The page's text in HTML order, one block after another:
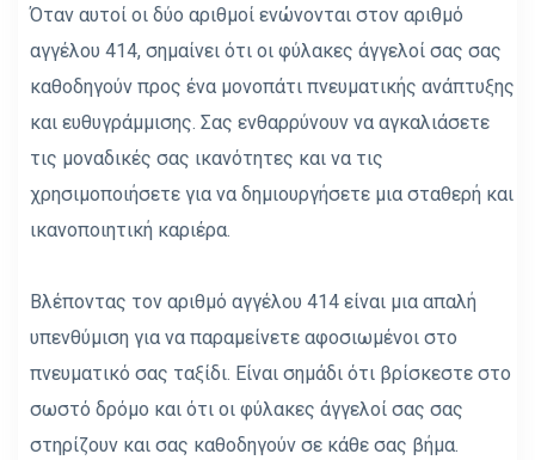
Όταν αυτοί οι δύο αριθμοί ενώνονται στον αριθμό
αγγέλου 414, σημαίνει ότι οι φύλακες άγγελοί σας σας
καθοδηγούν προς ένα μονοπάτι πνευματικής ανάπτυξης
και ευθυγράμμισης. Σας ενθαρρύνουν να αγκαλιάσετε
τις μοναδικές σας ικανότητες και να τις
χρησιμοποιήσετε για να δημιουργήσετε μια σταθερή και
ικανοποιητική καριέρα.
Βλέποντας τον αριθμό αγγέλου 414 είναι μια απαλή
υπενθύμιση για να παραμείνετε αφοσιωμένοι στο
πνευματικό σας ταξίδι. Είναι σημάδι ότι βρίσκεστε στο
σωστό δρόμο και ότι οι φύλακες άγγελοί σας σας
στηρίζουν και σας καθοδηγούν σε κάθε σας βήμα.